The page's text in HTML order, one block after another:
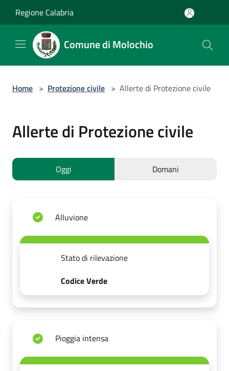
Regione Calabria
Comune di Molochio
Home > Protezione civile > Allerte di Protezione civile
Allerte di Protezione civile
Oggi Domani
Alluvione
Stato di rilevazione
Codice Verde
Pioggia intensa